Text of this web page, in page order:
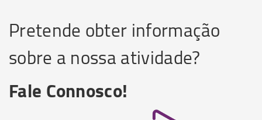
Pretende obter informação
sobre a nossa atividade?
Fale Connosco!